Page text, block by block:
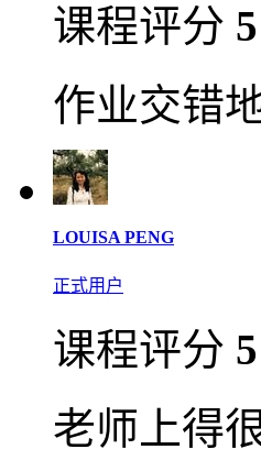
课程评分 5
作业交错
LOUISA PENG
正式用户
课程评分 5
老师上得